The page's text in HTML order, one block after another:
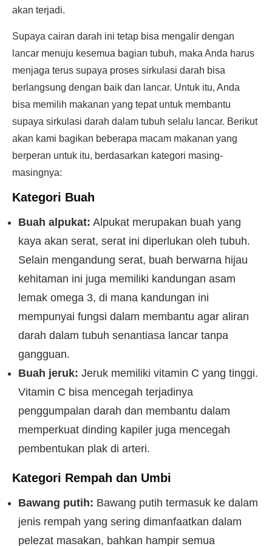
akan terjadi.
Supaya cairan darah ini tetap bisa mengalir dengan
lancar menuju kesemua bagian tubuh, maka Anda harus
menjaga terus supaya proses sirkulasi darah bisa
berlangsung dengan baik dan lancar. Untuk itu, Anda
bisa memilih makanan yang tepat untuk membantu
supaya sirkulasi darah dalam tubuh selalu lancar. Berikut
akan kami bagikan beberapa macam makanan yang
berperan untuk itu, berdasarkan kategori masing-
masingnya:
Kategori Buah
Buah alpukat: Alpukat merupakan buah yang
kaya akan serat, serat ini diperlukan oleh tubuh.
Selain mengandung serat, buah berwarna hijau
kehitaman ini juga memiliki kandungan asam
lemak omega 3, di mana kandungan ini
mempunyai fungsi dalam membantu agar aliran
darah dalam tubuh senantiasa lancar tanpa
gangguan.
Buah jeruk: Jeruk memiliki vitamin C yang tinggi.
Vitamin C bisa mencegah terjadinya
penggumpalan darah dan membantu dalam
memperkuat dinding kapiler juga mencegah
pembentukan plak di arteri.
Kategori Rempah dan Umbi
Bawang putih: Bawang putih termasuk ke dalam
jenis rempah yang sering dimanfaatkan dalam
pelezat masakan, bahkan hampir semua